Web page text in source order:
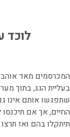
לוכד
המכרסמים מאד
בעליית הגג, בתוך
שתפגשו אותם אינו
החיים, אך אם
תיתקלו בהם ואז תרצו להזמין